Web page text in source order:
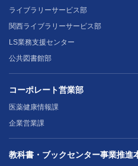
ライブラリーサービス部
関西ライブラリーサービス部
LS業務支援センター
公共図書館部
コーポレート営業部
医薬健康情報課
企業営業課
教科書・ブックセンター事業推進